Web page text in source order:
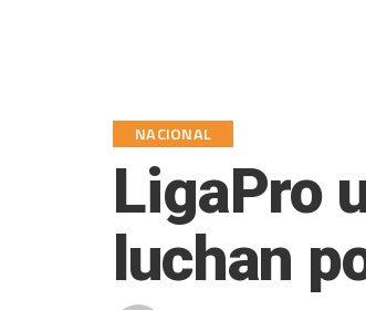
NACIONAL
LigaPro
luchan